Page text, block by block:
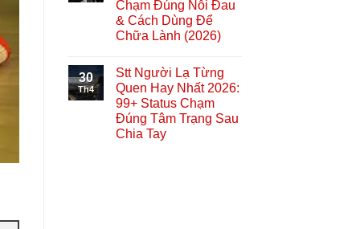
Chạm Đúng Nỗi Đau
& Cách Dùng Để
Chữa Lành (2026)
30
Th4
Stt Người Lạ Từng
Quen Hay Nhất 2026:
99+ Status Chạm
Đúng Tâm Trạng Sau
Chia Tay